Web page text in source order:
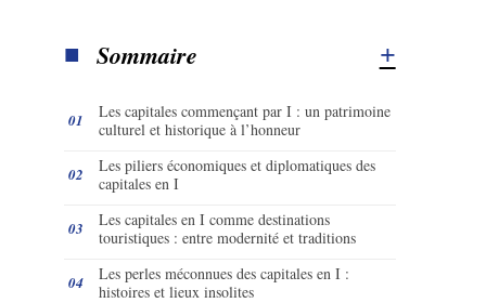
Sommaire
Les capitales commençant par I : un patrimoine
culturel et historique à l’honneur
Les piliers économiques et diplomatiques des
capitales en I
Les capitales en I comme destinations
touristiques : entre modernité et traditions
Les perles méconnues des capitales en I :
histoires et lieux insolites